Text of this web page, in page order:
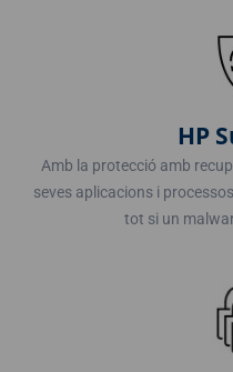
HP
Amb la protecció amb
seves aplicacions i
tot si un